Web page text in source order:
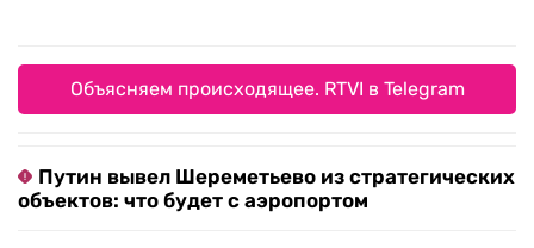
Объясняем происходящее. RTVI в Telegram
Путин вывел Шереметьево из стратегических
объектов: что будет с аэропортом